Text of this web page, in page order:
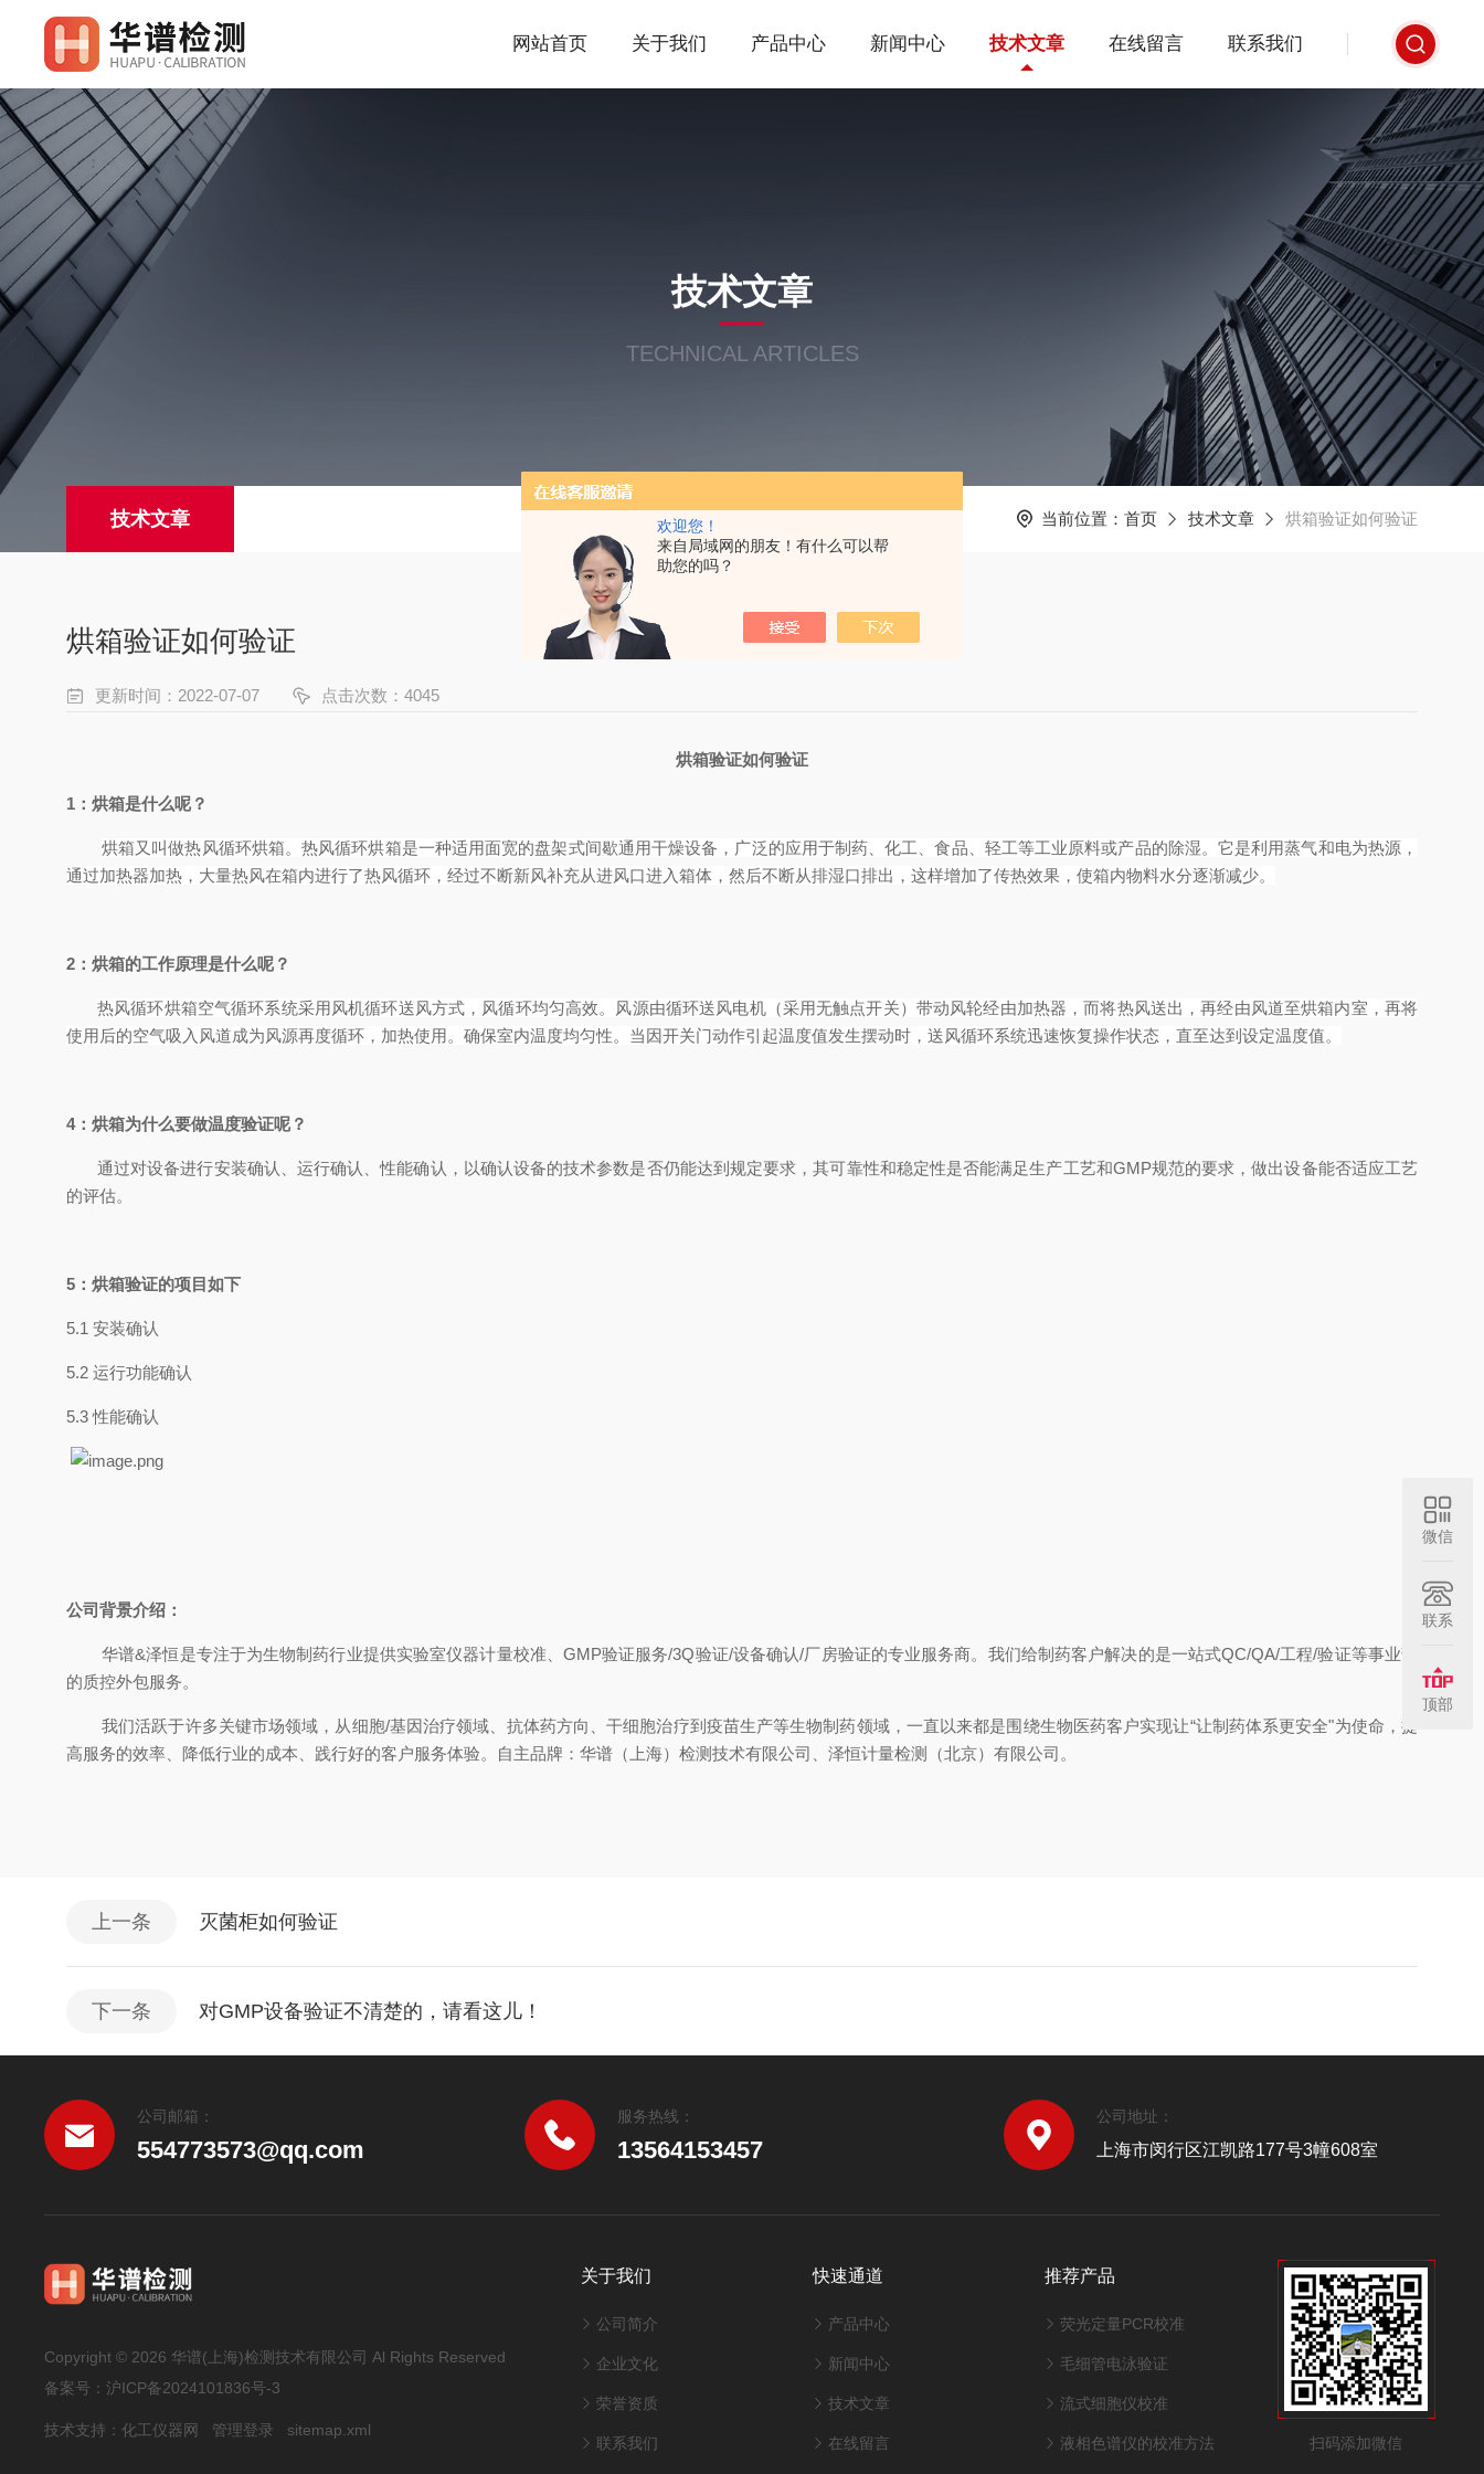
欢迎您！
来自局域网的朋友！有什么可以帮
助您的吗？
网站首页 关于我们 产品中心 新闻中心 技术文章 在线留言 联系我们
技术文章
TECHNICAL ARTICLES
技术文章 当前位置： 首页 技术文章 烘箱验证如何验证
烘箱验证如何验证
更新时间：2022-07-07 点击次数：4045
烘箱验证如何验证
1： 烘箱是什么呢？
烘箱又叫做热风循环烘箱。热风循环烘箱是一种适用面宽的盘架式间歇通用干燥设备，广泛的应用于制药、化工、食品、轻工等工业原料或产品的除湿。它是利用蒸气和电为热源，
通过加热器加热，大量热风在箱内进行了热风循环，经过不断新风补充从进风口进入箱体，然后不断从排湿口排出，这样增加了传热效果，使箱内物料水分逐渐减少。
2 ： 烘箱的工作原理是什么呢？
热风循环烘箱空气循环系统采用风机循环送风方式，风循环均匀高效。风源由循环送风电机（采用无触点开关）带动风轮经由加热器，而将热风送出，再经由风道至烘箱内室，再将
使用后的空气吸入风道成为风源再度循环，加热使用。确保室内温度均匀性。当因开关门动作引起温度值发生摆动时，送风循环系统迅速恢复操作状态，直至达到设定温度值。
4： 烘箱为什么要做温度验证呢？
通过对设备进行安装确认、运行确认、性能确认，以确认设备的技术参数是否仍能达到规定要求，其可靠性和稳定性是否能满足生产工艺和GMP规范的要求，做出设备能否适应工艺
的评估。
5： 烘箱验证的项目如下
5.1 安装确认
5.2 运行功能确认
5.3 性能确认
公司背景介绍：
华谱&泽恒是专注于为生物制药行业提供实验室仪器计量校准、 GMP验证服务/3Q验证/设备确认/厂房验证的专业服务商。我们给制药客户解决的是一站式QC/QA/工程/验证等事业部
的质控外包服务。
我们活跃于许多关键市场领域，从细胞/基因治疗领域、抗体药方向、干细胞治疗到疫苗生产等生物制药领域，一直以来都是围绕生物医药客户实现让“让制药体系更安全"为使命，提
高服务的效率、降低行业的成本、践行好的客户服务体验。自主品牌：华谱（上海）检测技术有限公司、泽恒计量检测（北京）有限公司。
上一条 灭菌柜如何验证
下一条 对GMP设备验证不清楚的，请看这儿！
公司邮箱：
554773573@qq.com
服务热线：
13564153457
公司地址：
上海市闵行区江凯路177号3幢608室
Copyright © 2026 华谱(上海)检测技术有限公司 Al Rights Reserved
备案号：沪ICP备2024101836号-3
技术支持：化工仪器网 管理登录 sitemap.xml
关于我们
公司简介
企业文化
荣誉资质
联系我们
快速通道
产品中心
新闻中心
技术文章
在线留言
推荐产品
荧光定量PCR校准
毛细管电泳验证
流式细胞仪校准
液相色谱仪的校准方法 扫码添加微信
微信
联系
顶部